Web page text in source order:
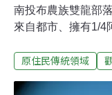
南投布農族雙龍部
來自都市、擁有1/4
查原鄉部落尋找故
原住民傳統領域